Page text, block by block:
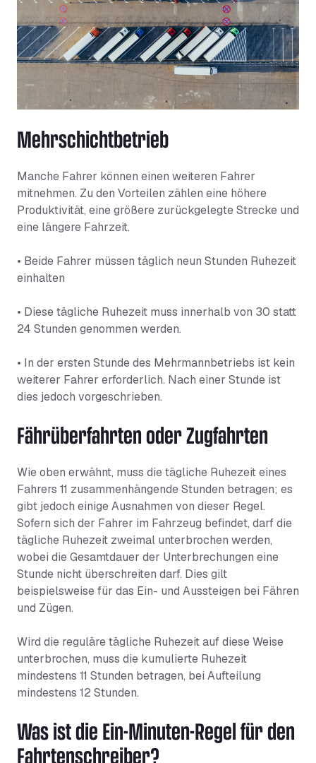
Mehrschichtbetrieb
Manche Fahrer können einen weiteren Fahrer
mitnehmen. Zu den Vorteilen zählen eine höhere
Produktivität, eine größere zurückgelegte Strecke und
eine längere Fahrzeit.
• Beide Fahrer müssen täglich neun Stunden Ruhezeit
einhalten
• Diese tägliche Ruhezeit muss innerhalb von 30 statt
24 Stunden genommen werden.
• In der ersten Stunde des Mehrmannbetriebs ist kein
weiterer Fahrer erforderlich. Nach einer Stunde ist
dies jedoch vorgeschrieben.
Fährüberfahrten oder Zugfahrten
Wie oben erwähnt, muss die tägliche Ruhezeit eines
Fahrers 11 zusammenhängende Stunden betragen; es
gibt jedoch einige Ausnahmen von dieser Regel.
Sofern sich der Fahrer im Fahrzeug befindet, darf die
tägliche Ruhezeit zweimal unterbrochen werden,
wobei die Gesamtdauer der Unterbrechungen eine
Stunde nicht überschreiten darf. Dies gilt
beispielsweise für das Ein- und Aussteigen bei Fähren
und Zügen.
Wird die reguläre tägliche Ruhezeit auf diese Weise
unterbrochen, muss die kumulierte Ruhezeit
mindestens 11 Stunden betragen, bei Aufteilung
mindestens 12 Stunden.
Was ist die Ein-Minuten-Regel für den
Fahrtenschreiber?